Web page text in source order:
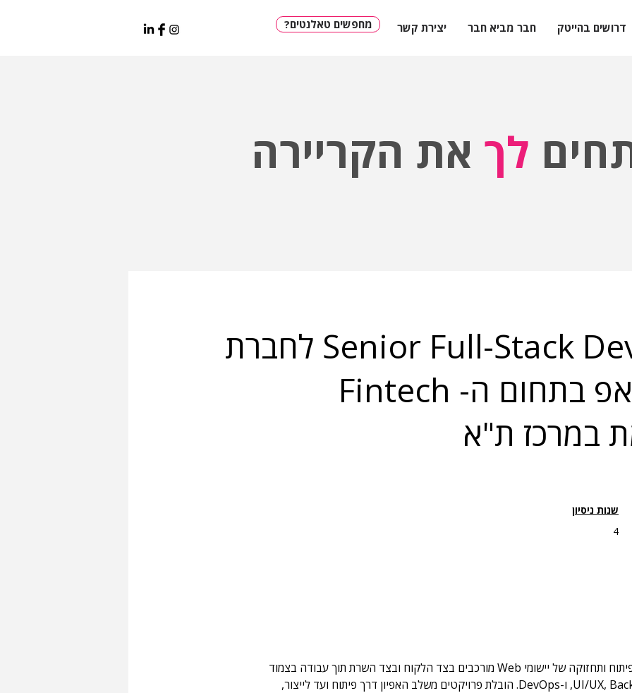
דרושים בהייטק חבר מביא חבר יצירת קשר ?מחפשים טאלנטים
לך את הקריירה
Senior Full-Stack Developer לחברת
סטארט-אפ בתחום ה- Fintech
במרכז ת"א
שנות ניסיון
4
התפקיד כולל פיתוח ותחזוקה של יישומי Web מורכבים בצד הלקוח ובצד השרת תוך עבודה בצמוד
לצוותי ה-UI/UX, Backend, ו-DevOps. הובלת פרויקטים משלב האפיון דרך פיתוח ועד לייצור,